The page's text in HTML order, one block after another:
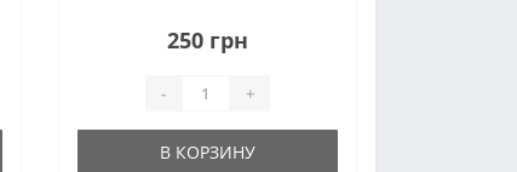
благодаря этому обивка идеально
ложится на изделие, добавляя
250 грн
- +
В КОРЗИНУ